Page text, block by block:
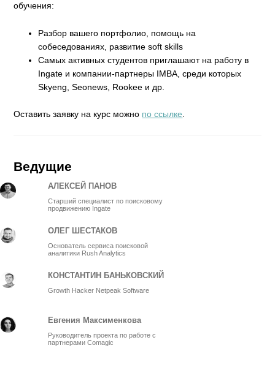
обучения:
Разбор вашего портфолио, помощь на
собеседованиях, развитие soft skills
Самых активных студентов приглашают на работу в
Ingate и компании-партнеры IMBA, среди которых
Skyeng, Seonews, Rookee и др.
Оставить заявку на курс можно по ссылке
Ведущие
АЛЕКСЕЙ ПАНОВ
Старший специалист по поисковому
продвижению Ingate
ОЛЕГ ШЕСТАКОВ
Основатель сервиса поисковой
аналитики Rush Analytics
КОНСТАНТИН БАНЬКОВСКИЙ
Growth Hacker Netpeak Software
Евгения Максименкова
Руководитель проекта по работе с
партнерами Comagic